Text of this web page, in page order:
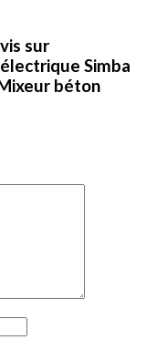
sur
Simba
béton